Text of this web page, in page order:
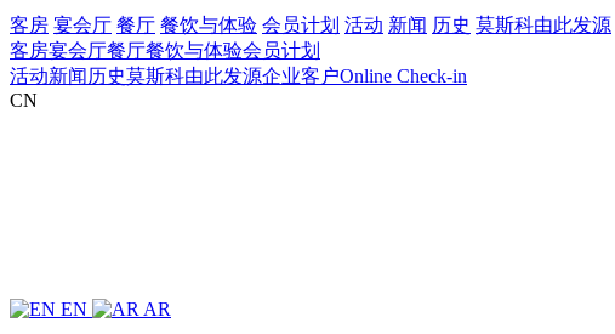
客房 宴会厅 餐厅 餐饮与体验 ‌会员计划 活动 新闻 历史 莫斯科由此发源
客房宴会厅餐厅餐饮与体验‌会员计划
活动新闻 历史莫斯科由此发源企业客户Online Check-in
CN
EN AR